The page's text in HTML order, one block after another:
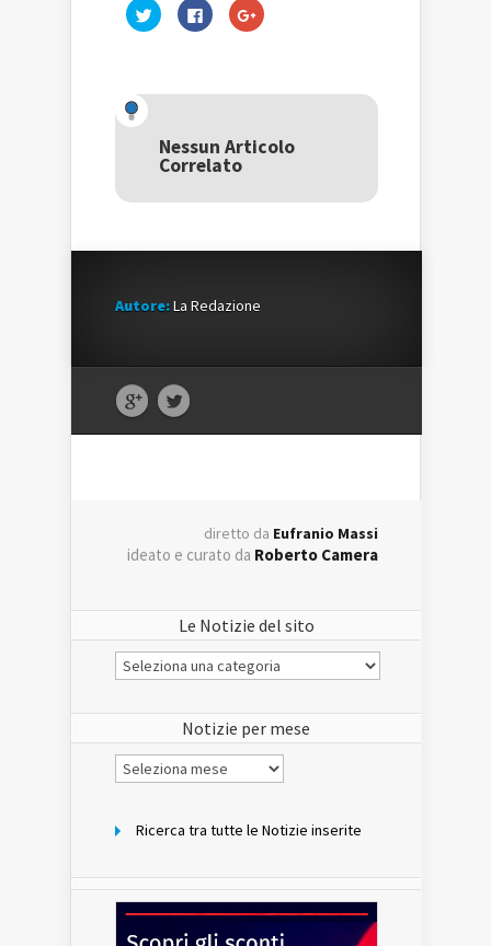
Fai
clic
una
nuova
finestra)
Fai
clic
nuova
finestra)
Fai
clic
una
nuova
Nessun Articolo
Correlato
Autore:La Redazione
diretto da Eufranio Massi
ideato e curato da Roberto Camera
Le Notizie del sito
Le
Notizie
Notizie per mese
Notizie
per
Ricerca tra tutte le Notizie inserite